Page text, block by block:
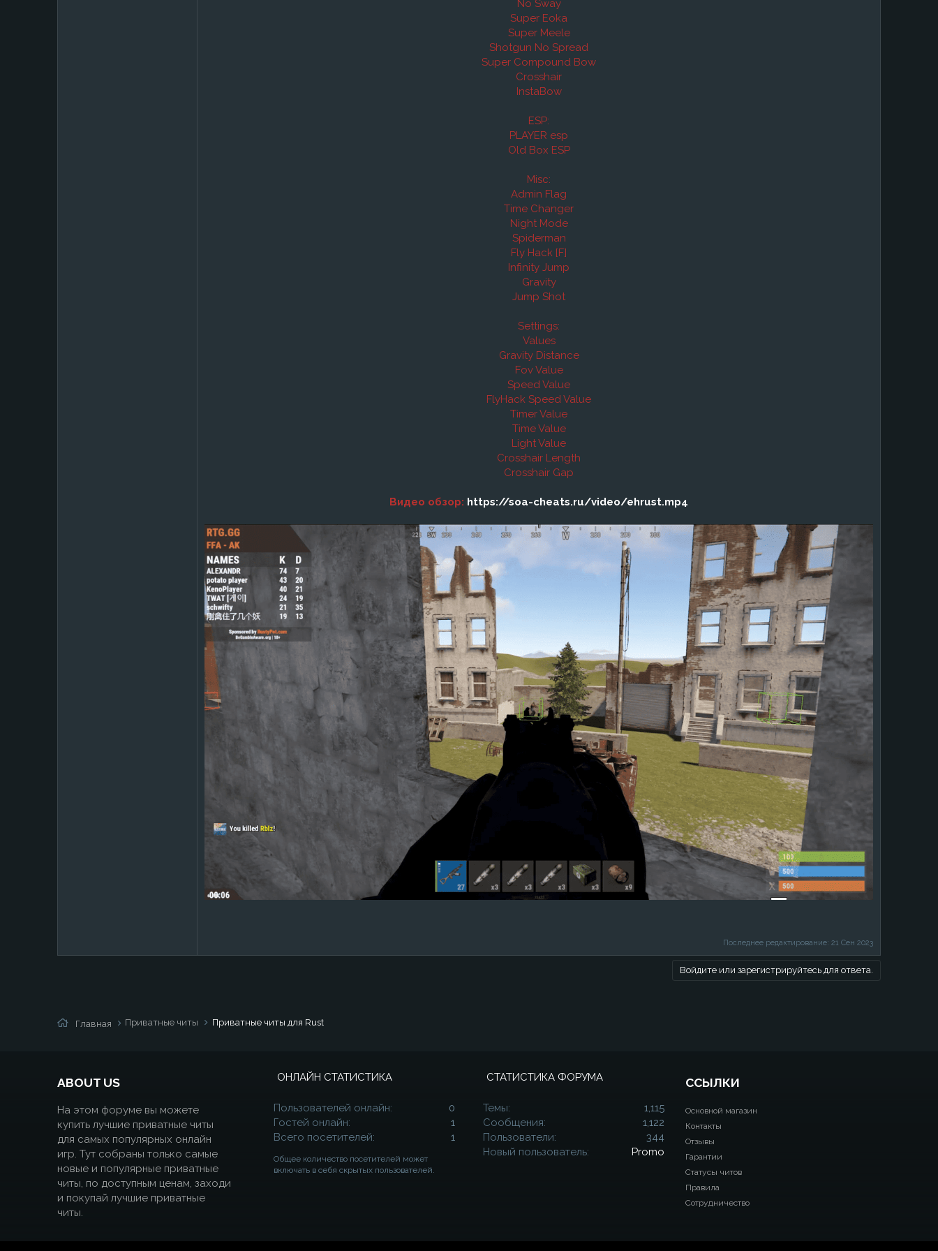
No Sway
Super Eoka
Super Meele
Shotgun No Spread
Super Compound Bow
Crosshair
InstaBow
ESP:
PLAYER esp
Old Box ESP
Misc:
Admin Flag
Time Changer
Night Mode
Spiderman
Fly Hack [F]
Infinity Jump
Gravity
Jump Shot
Settings:
Values
Gravity Distance
Fov Value
Speed Value
FlyHack Speed Value
Timer Value
Time Value
Light Value
Crosshair Length
Crosshair Gap
Видео обзор: https://soa-cheats.ru/video/ehrust.mp4
Последнее редактирование: 21 Сен 2023
Войдите или зарегистрируйтесь для ответа.
Главная Приватные читы Приватные читы для Rust
ABOUT US
На этом форуме вы можете
купить лучшие приватные читы
для самых популярных онлайн
игр. Тут собраны только самые
новые и популярные приватные
читы, по доступным ценам, заходи
и покупай лучшие приватные
читы.
ОНЛАЙН СТАТИСТИКА
Пользователей онлайн
0
Гостей онлайн
1
Всего посетителей
1
Общее количество посетителей может
включать в себя скрытых пользователей.
СТАТИСТИКА ФОРУМА
Темы
1,115
Сообщения
1,122
Пользователи
344
Новый пользователь
Promo
ССЫЛКИ
Основной магазин
Контакты
Отзывы
Гарантии
Статусы читов
Правила
Сотрудничество